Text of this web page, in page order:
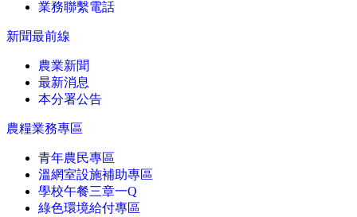
業務聯繫電話
新聞最前線
農業新聞
最新消息
本分署公告
農糧業務專區
青年農民專區
溫網室設施補助專區
學校午餐三章一Q
綠色環境給付專區